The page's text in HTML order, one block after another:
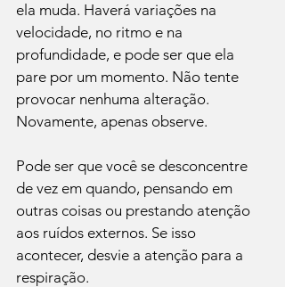
ela muda. Haverá variações na
velocidade, no ritmo e na
profundidade, e pode ser que ela
pare por um momento. Não tente
provocar nenhuma alteração.
Novamente, apenas observe.
Pode ser que você se desconcentre
de vez em quando, pensando em
outras coisas ou prestando atenção
aos ruídos externos. Se isso
acontecer, desvie a atenção para a
respiração.